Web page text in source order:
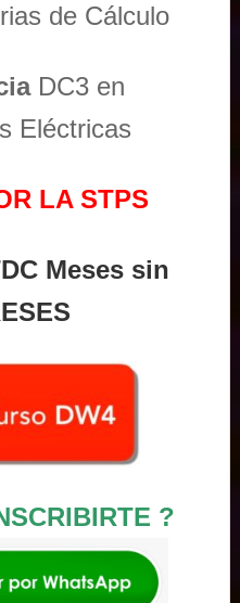
de Cálculo
DC3 en
Eléctricas
LA STPS
Meses sin
?